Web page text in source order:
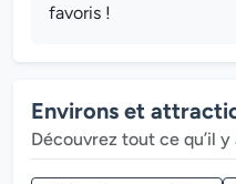
favoris !
Environs et
Découvrez tout ce qu’il